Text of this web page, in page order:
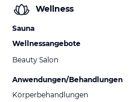
Wellness
Sauna
Wellnessangebote
Beauty Salon
Anwendungen/Behandlungen
Körperbehandlungen